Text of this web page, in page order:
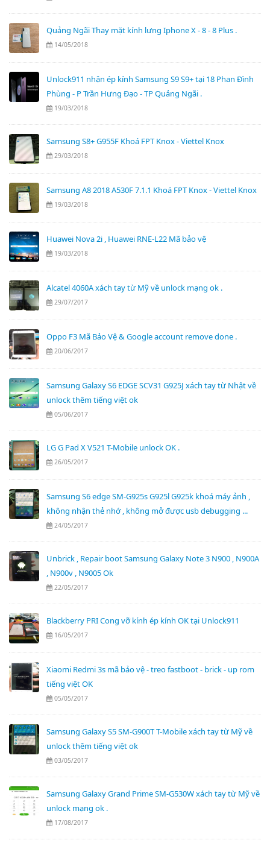
Quảng Ngãi Thay mặt kính lưng Iphone X - 8 - 8 Plus .
14/05/2018
Unlock911 nhận ép kính Samsung S9 S9+ tại 18 Phan Đình
Phùng - P Trần Hưng Đạo - TP Quảng Ngãi .
19/03/2018
Samsung S8+ G955F Khoá FPT Knox - Viettel Knox
29/03/2018
Samsung A8 2018 A530F 7.1.1 Khoá FPT Knox - Viettel Knox
19/03/2018
Huawei Nova 2i , Huawei RNE-L22 Mã bảo vệ
19/03/2018
Alcatel 4060A xách tay từ Mỹ về unlock mạng ok .
29/07/2017
Oppo F3 Mã Bảo Vệ & Google account remove done .
20/06/2017
Samsung Galaxy S6 EDGE SCV31 G925J xách tay từ Nhật về
unlock thêm tiếng việt ok
05/06/2017
LG G Pad X V521 T-Mobile unlock OK .
26/05/2017
Samsung S6 edge SM-G925s G925l G925k khoá máy ảnh ,
không nhận thẻ nhớ , không mở được usb debugging ...
24/05/2017
Unbrick , Repair boot Samsung Galaxy Note 3 N900 , N900A
, N900v , N9005 Ok
22/05/2017
Blackberry PRI Cong vỡ kính ép kính OK tại Unlock911
16/05/2017
Xiaomi Redmi 3s mã bảo vệ - treo fastboot - brick - up rom
tiếng việt OK
05/05/2017
Samsung Galaxy S5 SM-G900T T-Mobile xách tay từ Mỹ về
unlock thêm tiếng việt ok
03/05/2017
Samsung Galaxy Grand Prime SM-G530W xách tay từ Mỹ về
unlock mạng ok .
17/08/2017